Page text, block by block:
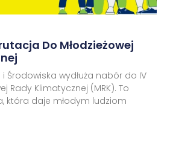
Do Młodzieżowej
Środowiska wydłuża nabór do IV
Rady Klimatycznej (MRK). To
która daje młodym ludziom